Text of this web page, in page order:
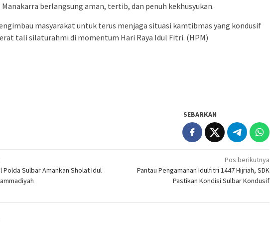
berlangsung aman, tertib, dan penuh kekhusyukan.
masyarakat untuk terus menjaga situasi kamtibmas yang kondusif
tali silaturahmi di momentum Hari Raya Idul Fitri. (HPM)
SEBARKAN
Polda Sulbar Amankan Sholat Idul
Pos berikutnya
Pantau Pengamanan Idulfitri 1447 Hijriah, SDK
Pastikan Kondisi Sulbar Kondusif